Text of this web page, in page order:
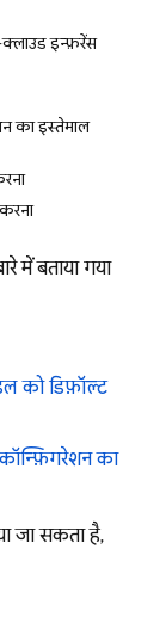
इन्फ़रेंस
का इस्तेमाल
में बताया गया
को डिफ़ॉल्ट
का
जा सकता है,